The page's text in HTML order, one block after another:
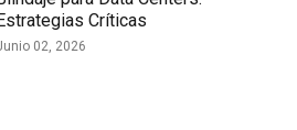
Estrategias Críticas
02, 2026